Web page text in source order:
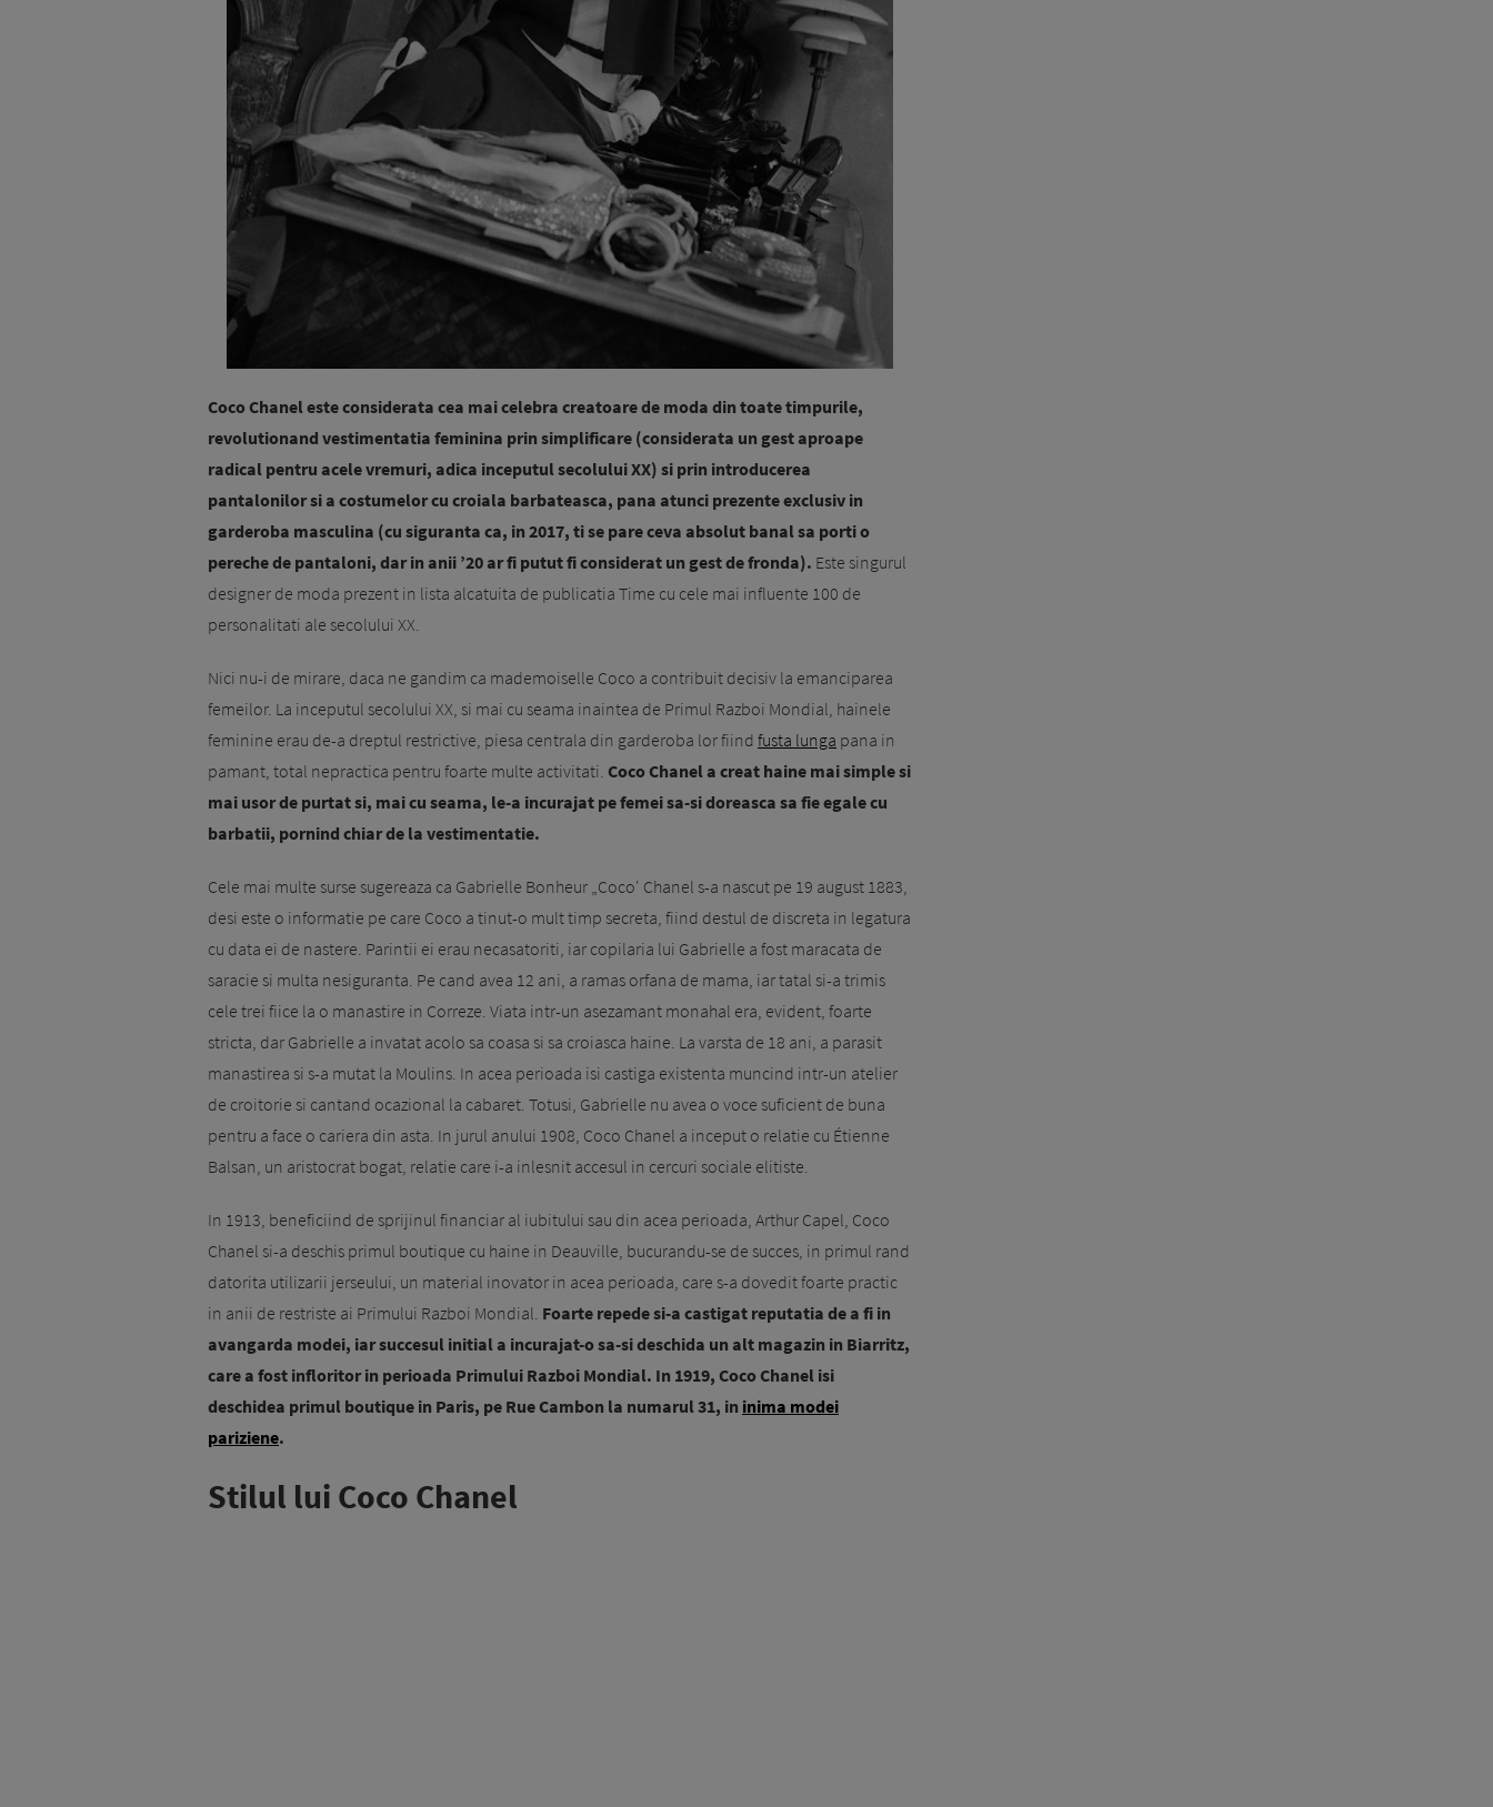
Coco Chanel este considerata cea mai celebra creatoare de moda din toate timpurile,
revolutionand vestimentatia feminina prin simplificare (considerata un gest aproape
radical pentru acele vremuri, adica inceputul secolului XX) si prin introducerea
pantalonilor si a costumelor cu croiala barbateasca, pana atunci prezente exclusiv in
garderoba masculina (cu siguranta ca, in 2017, ti se pare ceva absolut banal sa porti o
pereche de pantaloni, dar in anii ’20 ar fi putut fi considerat un gest de fronda). Este singurul
designer de moda prezent in lista alcatuita de publicatia Time cu cele mai influente 100 de
personalitati ale secolului XX.
Nici nu-i de mirare, daca ne gandim ca mademoiselle Coco a contribuit decisiv la emanciparea
femeilor. La inceputul secolului XX, si mai cu seama inaintea de Primul Razboi Mondial, hainele
feminine erau de-a dreptul restrictive, piesa centrala din garderoba lor fiind fusta lunga pana in
pamant, total nepractica pentru foarte multe activitati. Coco Chanel a creat haine mai simple si
mai usor de purtat si, mai cu seama, le-a incurajat pe femei sa-si doreasca sa fie egale cu
barbatii, pornind chiar de la vestimentatie.
Cele mai multe surse sugereaza ca Gabrielle Bonheur „Coco' Chanel s-a nascut pe 19 august 1883,
desi este o informatie pe care Coco a tinut-o mult timp secreta, fiind destul de discreta in legatura
cu data ei de nastere. Parintii ei erau necasatoriti, iar copilaria lui Gabrielle a fost maracata de
saracie si multa nesiguranta. Pe cand avea 12 ani, a ramas orfana de mama, iar tatal si-a trimis
cele trei fiice la o manastire in Correze. Viata intr-un asezamant monahal era, evident, foarte
stricta, dar Gabrielle a invatat acolo sa coasa si sa croiasca haine. La varsta de 18 ani, a parasit
manastirea si s-a mutat la Moulins. In acea perioada isi castiga existenta muncind intr-un atelier
de croitorie si cantand ocazional la cabaret. Totusi, Gabrielle nu avea o voce suficient de buna
pentru a face o cariera din asta. In jurul anului 1908, Coco Chanel a inceput o relatie cu Étienne
Balsan, un aristocrat bogat, relatie care i-a inlesnit accesul in cercuri sociale elitiste.
In 1913, beneficiind de sprijinul financiar al iubitului sau din acea perioada, Arthur Capel, Coco
Chanel si-a deschis primul boutique cu haine in Deauville, bucurandu-se de succes, in primul rand
datorita utilizarii jerseului, un material inovator in acea perioada, care s-a dovedit foarte practic
in anii de restriste ai Primului Razboi Mondial. Foarte repede si-a castigat reputatia de a fi in
avangarda modei, iar succesul initial a incurajat-o sa-si deschida un alt magazin in Biarritz,
care a fost infloritor in perioada Primului Razboi Mondial. In 1919, Coco Chanel isi
deschidea primul boutique in Paris, pe Rue Cambon la numarul 31, in inima modei
pariziene.
Stilul lui Coco Chanel